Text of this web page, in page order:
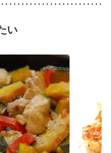
い